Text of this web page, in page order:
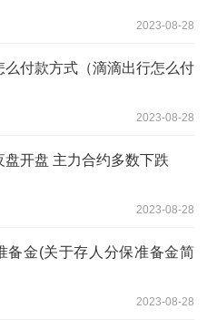
2023-08-28
么付款方式（滴滴出行怎么付
2023-08-28
盘开盘 主力合约多数下跌
2023-08-28
备金(关于存人分保准备金简
2023-08-28